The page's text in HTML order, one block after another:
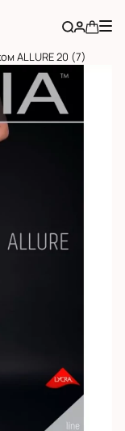
ALLURE 20 (7)